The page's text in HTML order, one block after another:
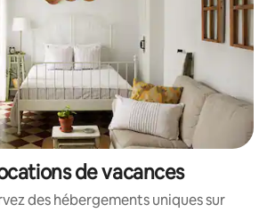
de vacances
des hébergements uniques sur